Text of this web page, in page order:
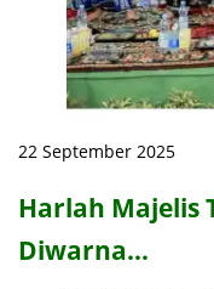
22 September 2025
Harlah Majelis
Diwarna…